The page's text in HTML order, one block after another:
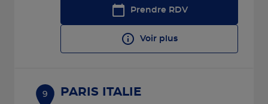
Prendre RDV
Voir plus
9
PARIS ITALIE